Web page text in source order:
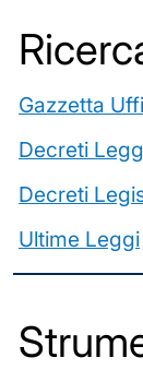
Gazzetta
Decreti
Decreti
Ultime Leggi